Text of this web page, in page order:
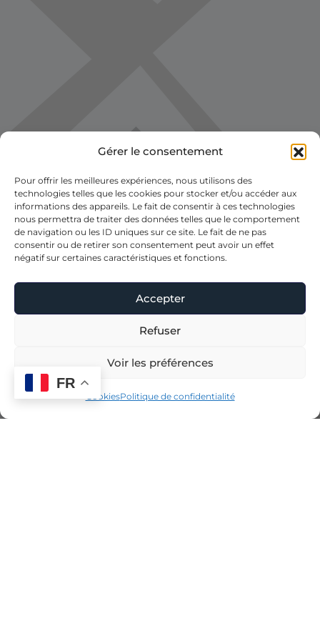
Gérer le consentement
Pour offrir les meilleures expériences, nous utilisons des
technologies telles que les cookies pour stocker et/ou accéder aux
informations des appareils. Le fait de consentir à ces technologies
nous permettra de traiter des données telles que le comportement
de navigation ou les ID uniques sur ce site. Le fait de ne pas
consentir ou de retirer son consentement peut avoir un effet
négatif sur certaines caractéristiques et fonctions.
Accepter
Refuser
Voir les préférences
CookiesPolitique de confidentialité
FR